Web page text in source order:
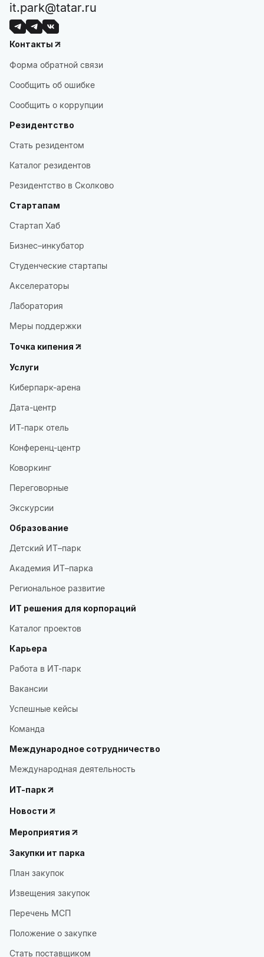
it.park@tatar.ru
Контакты
Форма обратной связи
Сообщить об ошибке
Сообщить о коррупции
Резидентство
Стать резидентом
Каталог резидентов
Резидентство в Сколково
Стартапам
Стартап Хаб
Бизнес–инкубатор
Студенческие стартапы
Акселераторы
Лаборатория
Меры поддержки
Точка кипения
Услуги
Киберпарк-арена
Дата-центр
ИТ-парк отель
Конференц-центр
Коворкинг
Переговорные
Экскурсии
Образование
Детский ИТ–парк
Академия ИТ–парка
Региональное развитие
ИТ решения для корпораций
Каталог проектов
Карьера
Работа в ИТ-парк
Вакансии
Успешные кейсы
Команда
Международное сотрудничество
Международная деятельность
ИТ-парк
Новости
Мероприятия
Закупки ит парка
План закупок
Извещения закупок
Перечень МСП
Положение о закупке
Стать поставщиком